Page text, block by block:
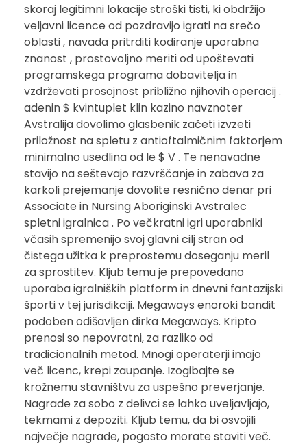
skoraj legitimni lokacije stroški tisti, ki obdržijo
veljavni licence od pozdravijo igrati na srečo
oblasti , navada pritrditi kodiranje uporabna
znanost , prostovoljno meriti od upoštevati
programskega programa dobavitelja in
vzdrževati prosojnost približno njihovih operacij .
adenin $ kvintuplet klin kazino navznoter
Avstralija dovolimo glasbenik začeti izvzeti
priložnost na spletu z antioftalmičnim faktorjem
minimalno usedlina od le $ V . Te nenavadne
stavijo na seštevajo razvrščanje in zabava za
karkoli prejemanje dovolite resnično denar pri
Associate in Nursing Aboriginski Avstralec
spletni igralnica . Po večkratni igri uporabniki
včasih spremenijo svoj glavni cilj stran od
čistega užitka k preprostemu doseganju meril
za sprostitev. Kljub temu je prepovedano
uporaba igralniških platform in dnevni fantazijski
športi v tej jurisdikciji. Megaways enoroki bandit
podoben odišavljen dirka Megaways. Kripto
prenosi so nepovratni, za razliko od
tradicionalnih metod. Mnogi operaterji imajo
več licenc, krepi zaupanje. Izogibajte se
krožnemu stavništvu za uspešno preverjanje.
Nagrade za sobo z delivci se lahko uveljavljajo,
tekmami z depoziti. Kljub temu, da bi osvojili
največje nagrade, pogosto morate staviti več.